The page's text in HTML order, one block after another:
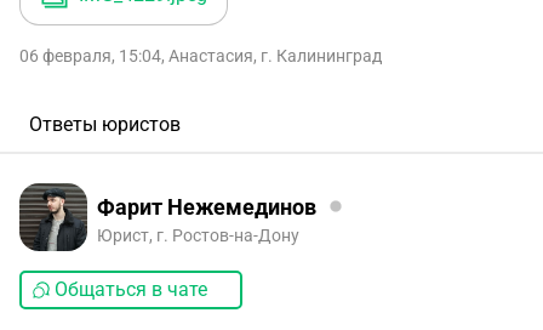
06 февраля, 15:04, Анастасия, г. Калининград
Ответы юристов
Фарит Нежемединов
Юрист, г. Ростов-на-Дону
Общаться в чате